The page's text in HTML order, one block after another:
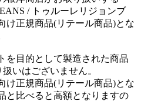
/ トゥルーレリジョンブ
け正規商品(リテール商品)とな
を目的として製造された商品
いはございません。
け正規商品(リテール商品)とな
と比べると高額となりますの